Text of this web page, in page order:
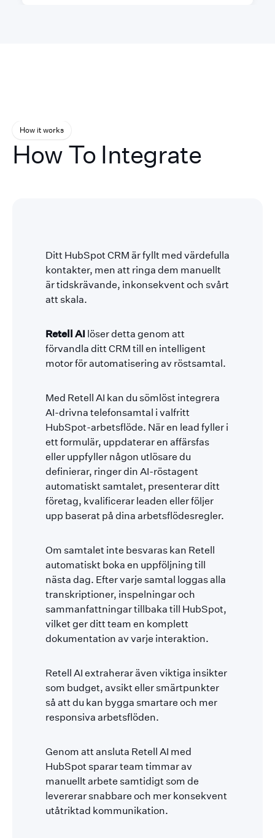
How it works
How To Integrate
Ditt HubSpot CRM är fyllt med värdefulla
kontakter, men att ringa dem manuellt
är tidskrävande, inkonsekvent och svårt
att skala.
Retell AI löser detta genom att
förvandla ditt CRM till en intelligent
motor för automatisering av röstsamtal.
Med Retell AI kan du sömlöst integrera
AI-drivna telefonsamtal i valfritt
HubSpot-arbetsflöde. När en lead fyller i
ett formulär, uppdaterar en affärsfas
eller uppfyller någon utlösare du
definierar, ringer din AI-röstagent
automatiskt samtalet, presenterar ditt
företag, kvalificerar leaden eller följer
upp baserat på dina arbetsflödesregler.
Om samtalet inte besvaras kan Retell
automatiskt boka en uppföljning till
nästa dag. Efter varje samtal loggas alla
transkriptioner, inspelningar och
sammanfattningar tillbaka till HubSpot,
vilket ger ditt team en komplett
dokumentation av varje interaktion.
Retell AI extraherar även viktiga insikter
som budget, avsikt eller smärtpunkter
så att du kan bygga smartare och mer
responsiva arbetsflöden.
Genom att ansluta Retell AI med
HubSpot sparar team timmar av
manuellt arbete samtidigt som de
levererar snabbare och mer konsekvent
utåtriktad kommunikation.